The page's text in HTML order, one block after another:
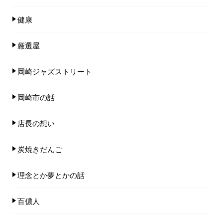
健康
厳選屋
岡崎ジャズストリート
岡崎市の話
店長の想い
炭焼きだんご
理念とか夢とかの話
百儂人